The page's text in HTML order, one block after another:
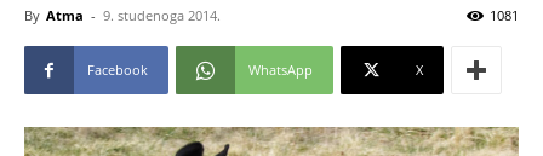
By Atma - 9. studenoga 2014. 1081
Facebook WhatsApp X